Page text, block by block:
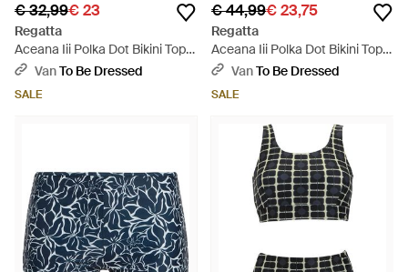
€ 32,99€ 23
Regatta
Aceana Iii Polka Dot Bikini Top -
Zwart
VanTo Be Dressed
SALE
€ 44,99€ 23,75
Regatta
Aceana Iii Polka Dot Bikini Top
(Marine) - Blauw
VanTo Be Dressed
SALE